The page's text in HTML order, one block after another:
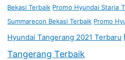
Bekasi Terbaik Promo Hyundai Staria
Summarecon Bekasi Terbaik Promo
Hyundai Tangerang 2021 Terbaru
Tangerang Terbaik